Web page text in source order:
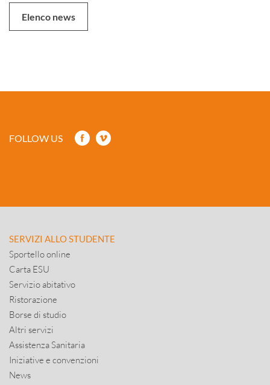
Elenco news
FOLLOW US
SERVIZI ALLO STUDENTE
Sportello online
Carta ESU
Servizio abitativo
Ristorazione
Borse di studio
Altri servizi
Assistenza Sanitaria
Iniziative e convenzioni
News